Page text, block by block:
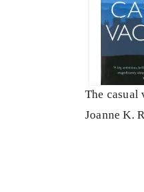
The casual
Joanne K.